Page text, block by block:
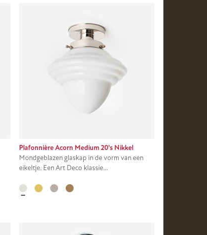
Plafonnière Acorn Medium 20's Nikkel
Mondgeblazen glaskap in de vorm van een
eikeltje. Een Art Deco klassie...